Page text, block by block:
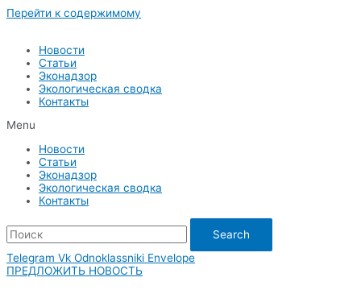
Перейти к содержимому
Новости
Статьи
Эконадзор
Экологическая сводка
Контакты
Menu
Новости
Статьи
Эконадзор
Экологическая сводка
Контакты
Search
Telegram Vk Odnoklassniki Envelope
ПРЕДЛОЖИТЬ НОВОСТЬ